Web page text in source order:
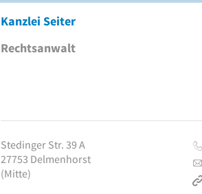
Kanzlei Seiter
Rechtsanwalt
Stedinger Str. 39 A
27753 Delmenhorst
(Mitte)